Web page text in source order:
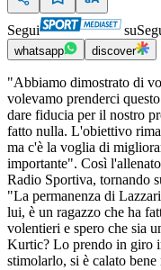
Segui su
whatsapp discover
"Abbiamo dimostrato di
volevamo prenderci
dare fiducia per il nostro
fatto nulla. L'obiettivo
ma c'è la voglia di
importante". Così
Radio Sportiva, tornando
"La permanenza di
lui, è un ragazzo che ha
volentieri e spero che sia
Kurtic? Lo prendo in giro
stimolarlo, si è calato